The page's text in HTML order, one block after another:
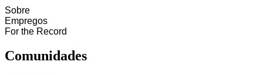
Sobre
Empregos
For the Record
Comunidades